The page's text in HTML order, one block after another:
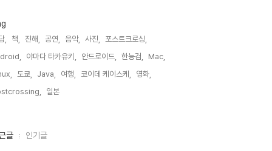
, 책, 진해, 공연, 음악, 사진,
포스트크로싱,
야마다 타카유키, 안드로이드, 한능검,
Mac,
도쿄, Java, 여행, 코이데 케이스케,
영화,
일본,
글 인기글